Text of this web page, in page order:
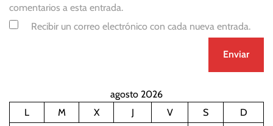
comentarios a esta entrada.
Recibir un correo electrónico con cada nueva entrada.
agosto 2026
L
M X J V S
D